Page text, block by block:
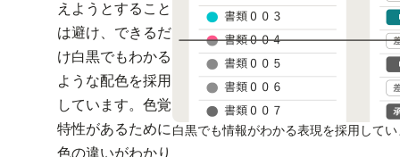
えようとすること
は避け、できるだ
け白黒でもわかる
ような配色を採用
しています。色覚
特性があるために
色の違いがわかり
白黒でも情報がわかる表現を採用してい